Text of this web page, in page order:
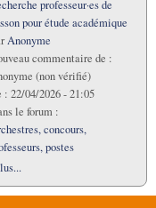
professeur·es de
pour étude académique
Anonyme
commentaire de :
(non vérifié)
: 22/04/2026 - 21:05
le forum :
concours,
postes